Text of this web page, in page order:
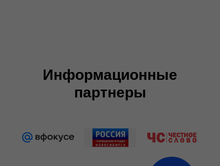
Информационные
партнеры